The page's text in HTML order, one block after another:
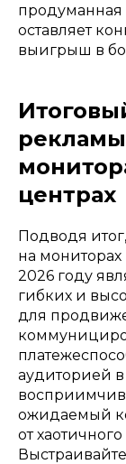
оставляет
выигрыш в
центрах
Подводя
на мониторах
2026 году
гибких и
для
аудиторией
ожидаемый
от